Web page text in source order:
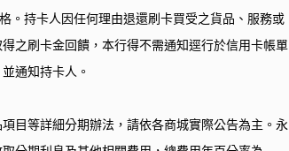
。持卡人因任何理由退還刷卡買受之貨品、服務或
之刷卡金回饋，本行得不需通知逕行於信用卡帳單
通知持卡人。
目等詳細分期辦法，請依各商城實際公告為主。永